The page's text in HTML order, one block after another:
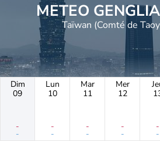
METEO
Taïwan (Comté de
Dim
09
-
-
Lun
10
-
-
Mar
11
-
-
Mer
12
-
-
-
-